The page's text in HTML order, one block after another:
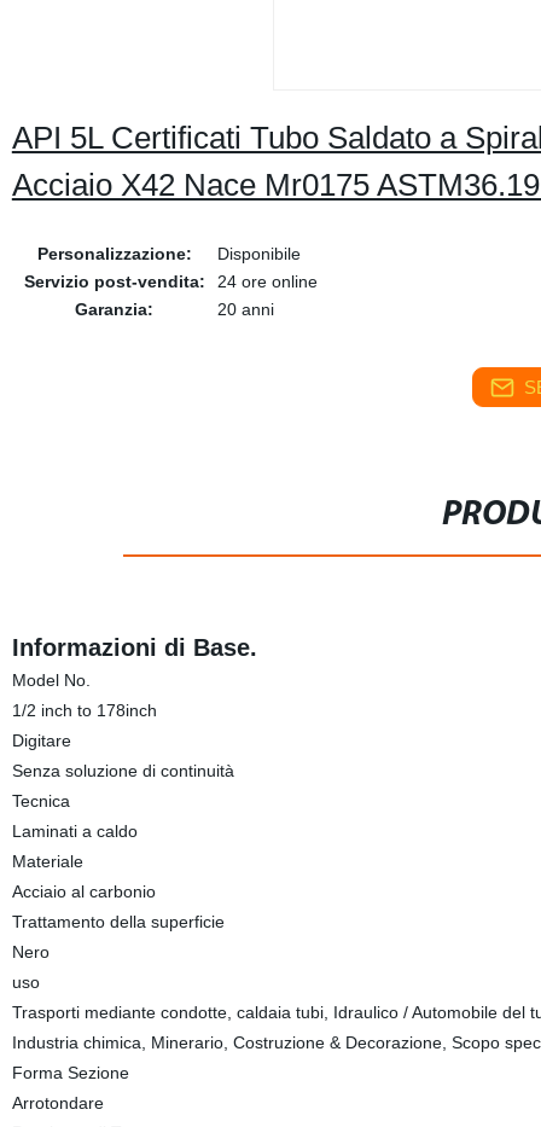
API 5L Certificati Tubo Saldato a
Acciaio X42 Nace Mr0175
Personalizzazione:
Disponibile
Servizio post-vendita:
24 ore online
Garanzia:
20 anni
Informazioni di Base.
Model No.
1/2 inch to 178inch
Digitare
Senza soluzione di continuità
Tecnica
Laminati a caldo
Materiale
Acciaio al carbonio
Trattamento della superficie
Nero
uso
Trasporti mediante condotte, caldaia tubi, Idraulico / Automobile del
Industria chimica, Minerario, Costruzione & Decorazione, Scopo
Forma Sezione
Arrotondare